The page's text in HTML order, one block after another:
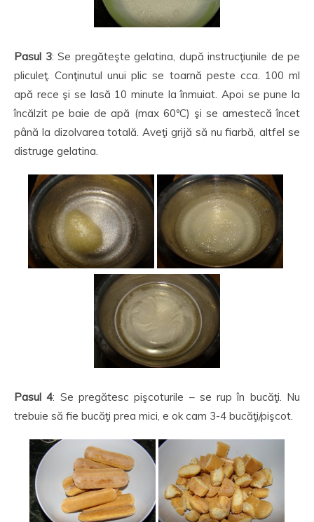
Pasul 3: Se pregăteşte gelatina, după instrucţiunile de pe
pliculeţ. Conţinutul unui plic se toarnă peste cca. 100 ml
apă rece şi se lasă 10 minute la înmuiat. Apoi se pune la
încălzit pe baie de apă (max 60ºC) şi se amestecă încet
până la dizolvarea totală. Aveţi grijă să nu fiarbă, altfel se
distruge gelatina.
Pasul 4: Se pregătesc pişcoturile – se rup în bucăţi. Nu
trebuie să fie bucăţi prea mici, e ok cam 3-4 bucăţi/pişcot.